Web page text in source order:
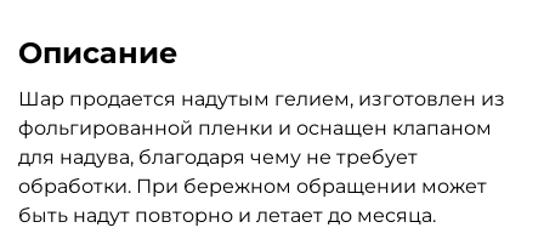
Описание
Шар продается надутым гелием, изготовлен из
фольгированной пленки и оснащен клапаном
для надува, благодаря чему не требует
обработки. При бережном обращении может
быть надут повторно и летает до месяца.